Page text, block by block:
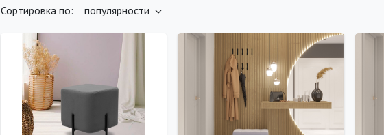
Сортировка по: популярности